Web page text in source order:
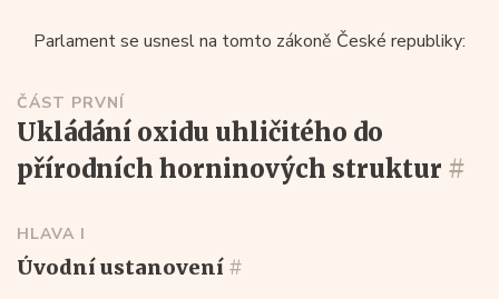
Parlament se usnesl na tomto zákoně České republiky:
ČÁST PRVNÍ
ukládání oxidu uhličitého do
přírodních horninových struktur #
HLAVA I
úvodní ustanovení #